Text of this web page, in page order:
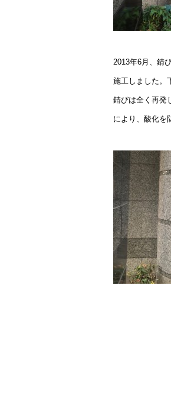
2013年6月、錆
施工しました。
錆びは全く再発
により、酸化を